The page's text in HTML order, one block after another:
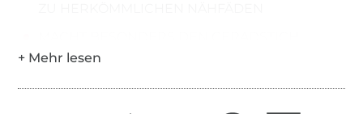
EXTREM DEHNBAR
ideal zum Nähen, Quilten, Sticken und